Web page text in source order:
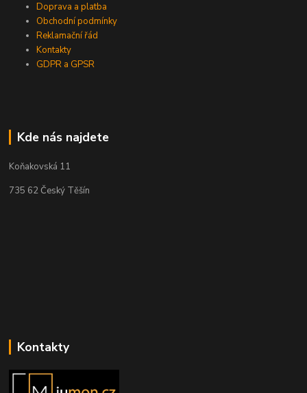
Doprava a platba
Obchodní podmínky
Reklamační řád
Kontakty
GDPR a GPSR
Kde nás najdete
Koňakovská 11
735 62 Český Těšín
Kontakty